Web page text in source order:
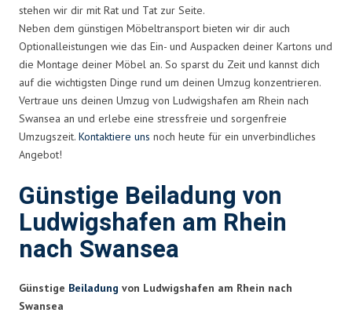
stehen wir dir mit Rat und Tat zur Seite.
Neben dem günstigen Möbeltransport bieten wir dir auch
Optionalleistungen wie das Ein- und Auspacken deiner Kartons und
die Montage deiner Möbel an. So sparst du Zeit und kannst dich
auf die wichtigsten Dinge rund um deinen Umzug konzentrieren.
Vertraue uns deinen Umzug von Ludwigshafen am Rhein nach
Swansea an und erlebe eine stressfreie und sorgenfreie
Umzugszeit. Kontaktiere uns noch heute für ein unverbindliches
Angebot!
Günstige Beiladung von
Ludwigshafen am Rhein
nach Swansea
Günstige Beiladung von Ludwigshafen am Rhein nach
Swansea